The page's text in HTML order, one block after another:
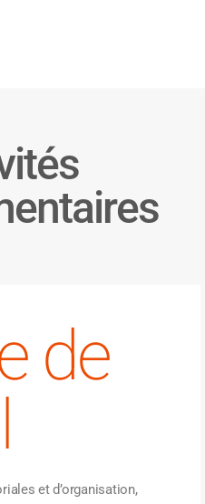
de
et d’organisation,